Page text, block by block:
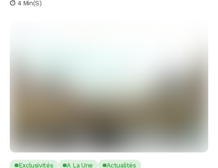
4 Min(s)
Exclusivités A La Une Actualités